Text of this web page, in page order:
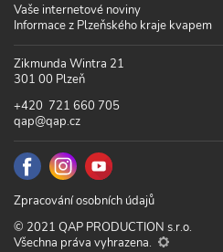
Vaše internetové noviny
Informace z Plzeňského kraje kvapem
Zikmunda Wintra 21
301 00 Plzeň
+420 721 660 705
qap@qap.cz
Zpracování osobních údajů
© 2021 QAP PRODUCTION s.r.o.
Všechna práva vyhrazena.